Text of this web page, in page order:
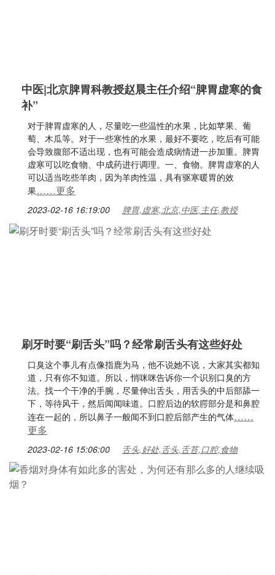
中医|北京脾胃科教授赵晨主任介绍“脾胃虚寒的食
补”
对于脾胃虚寒的人，尽量吃一些温性的水果，比如苹果、葡
萄、木瓜等。对于一些寒性的水果，最好不要吃，吃后有可能
会导致腹部不适出现，也有可能会造成病情进一步加重。脾胃
虚寒可以吃食物、中成药进行调理。一、食物。脾胃虚寒的人
可以适当吃些羊肉，因为羊肉性温，具有驱寒暖胃的效
果……更多
2023-02-16 16:19:00 脾胃,虚寒,北京,中医,主任,教授
刷牙时要“刷舌头”吗？经常刷舌头有这些好处
口臭这个事儿有点像指鹿为马，他不说她不说，大家其实都知
道，只有你不知道。所以，悄咪咪告诉你一个识别口臭的方
法。找一个干净的手腕，尽量伸出舌头，用舌头的中后部舔一
下，等待风干，然后闻闻味道。口腔后边的软腭部分是和鼻腔
连在一起的，所以鼻子一般闻不到口腔后部产生的气体……
更多
2023-02-16 15:06:00 舌头,好处,舌头,舌苔,口腔,食物